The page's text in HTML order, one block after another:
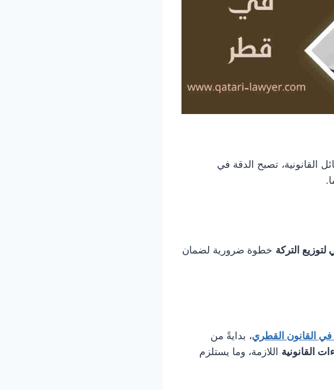
القانونية، تصبح الدقة في
التركة خطوة ضرورية لضمان
القانون القطري، بدايةً من
القانونية اللازمة، وما يستلزم